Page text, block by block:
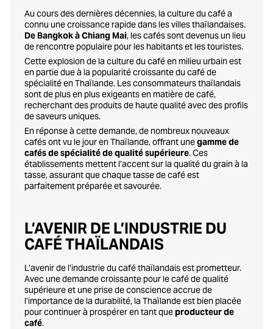
Au cours des dernières décennies, la culture du café a
connu une croissance rapide dans les villes thaïlandaises.
De Bangkok à Chiang Mai, les cafés sont devenus un lieu
de rencontre populaire pour les habitants et les touristes.
Cette explosion de la culture du café en milieu urbain est
en partie due à la popularité croissante du café de
spécialité en Thaïlande. Les consommateurs thaïlandais
sont de plus en plus exigeants en matière de café,
recherchant des produits de haute qualité avec des profils
de saveurs uniques.
En réponse à cette demande, de nombreux nouveaux
cafés ont vu le jour en Thaïlande, offrant unegamme de
cafés de spécialité de qualité supérieure. Ces
établissements mettent l’accent sur la qualité du grain à la
tasse, assurant que chaque tasse de café est
parfaitement préparée et savourée.
L’AVENIR DE L’INDUSTRIE DU
CAFÉ THAÏLANDAIS
L’avenir de l’industrie du café thaïlandais est prometteur.
Avec une demande croissante pour le café de qualité
supérieure et une prise de conscience accrue de
l’importance de la durabilité, la Thaïlande est bien placée
pour continuer à prospérer en tant queproducteur de
café.